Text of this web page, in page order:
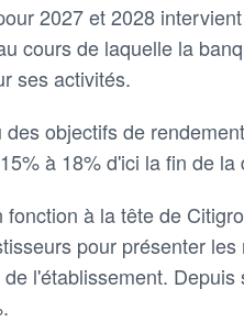
2027 et 2028
cours de laquelle la
ses activités.
objectifs de
à 18% d'ici la fin de la
à la tête de
pour présenter les
l'établissement.